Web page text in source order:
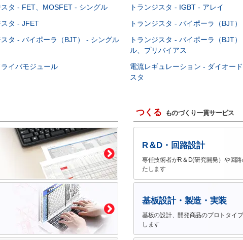
スタ - FET、MOSFET - シングル トランジスタ - IGBT - アレイ
スタ - JFET トランジスタ - バイポーラ（BJT
スタ - バイポーラ（BJT） - シングル
トランジスタ - バイポーラ（BJT
ル、プリバイアス
イバモジュール
電流レギュレーション - ダイオー
スタ
つくる ものづくり一貫サービス
R＆D・回路設計
専任技術者がR＆D(研究開発）や回
たします
基板設計・製造・実装
基板の設計、開発商品のプロトタイ
します